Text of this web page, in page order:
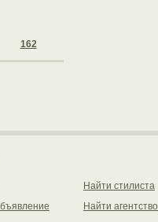
162
Найти стилиста
Найти агентство